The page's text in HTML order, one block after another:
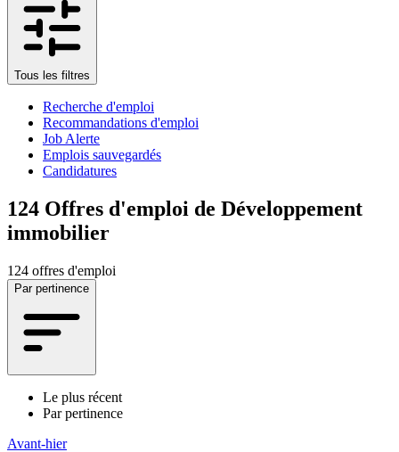
Tous les filtres
Recherche d'emploi
Recommandations d'emploi
Job Alerte
Emplois sauvegardés
Candidatures
124 Offres d'emploi de Développement
immobilier
124 offres d'emploi
Par pertinence
Le plus récent
Par pertinence
Avant-hier